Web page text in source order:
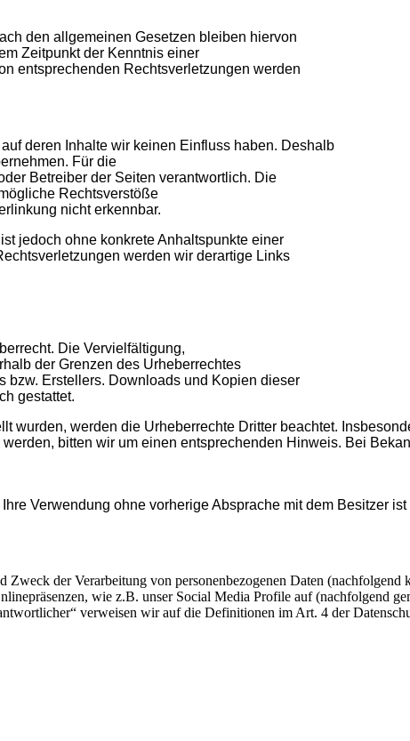
den allgemeinen Gesetzen bleiben hiervon
Zeitpunkt der Kenntnis einer
entsprechenden Rechtsverletzungen werden
deren Inhalte wir keinen Einfluss haben. Deshalb
Für die
Betreiber der Seiten verantwortlich. Die
Rechtsverstöße
nicht erkennbar.
jedoch ohne konkrete Anhaltspunkte einer
werden wir derartige Links
Die Vervielfältigung,
der Grenzen des Urheberrechtes
bzw. Erstellers. Downloads und Kopien dieser
gestattet.
wurden, werden die Urheberrechte Dritter beachtet.
bitten wir um einen entsprechenden Hinweis. Bei
Verwendung ohne vorherige Absprache mit dem Besitzer ist
der Verarbeitung von personenbezogenen Daten
wie z.B. unser Social Media Profile auf (nachfolgend
verweisen wir auf die Definitionen im Art. 4 der